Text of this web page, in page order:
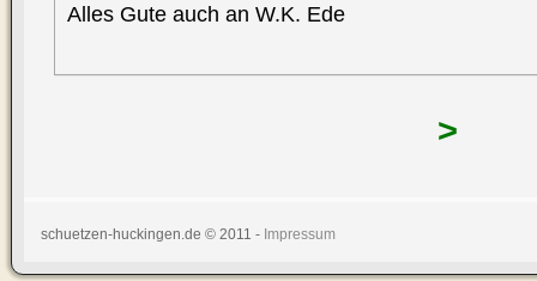
Alles Gute auch an W.K. Ede
>
schuetzen-huckingen.de © 2011 - Impressum